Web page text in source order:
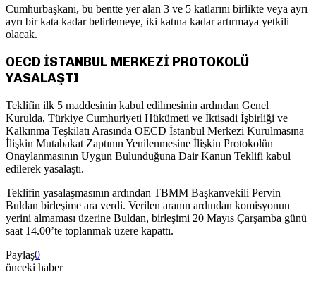
Cumhurbaşkanı, bu bentte yer alan 3 ve 5 katlarını birlikte veya ayrı
ayrı bir kata kadar belirlemeye, iki katına kadar artırmaya yetkili
olacak.
OECD İSTANBUL MERKEZİ PROTOKOLÜ
YASALAŞTI
Teklifin ilk 5 maddesinin kabul edilmesinin ardından Genel
Kurulda, Türkiye Cumhuriyeti Hükümeti ve İktisadi İşbirliği ve
Kalkınma Teşkilatı Arasında OECD İstanbul Merkezi Kurulmasına
İlişkin Mutabakat Zaptının Yenilenmesine İlişkin Protokolün
Onaylanmasının Uygun Bulunduğuna Dair Kanun Teklifi kabul
edilerek yasalaştı.
Teklifin yasalaşmasının ardından TBMM Başkanvekili Pervin
Buldan birleşime ara verdi. Verilen aranın ardından komisyonun
yerini almaması üzerine Buldan, birleşimi 20 Mayıs Çarşamba günü
saat 14.00’te toplanmak üzere kapattı.
Paylaş0
önceki haber